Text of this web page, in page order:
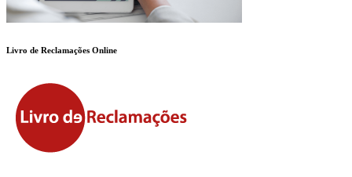
Livro de Reclamações Online